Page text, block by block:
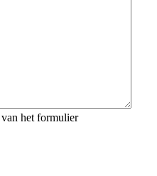
het formulier